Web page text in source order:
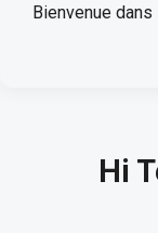
Bienvenue dans
Hi